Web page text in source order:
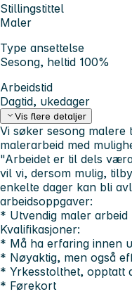
Stillingstittel
Maler
Type ansettelse
Sesong, heltid 100%
Arbeidstid
Dagtid, ukedager
Vis flere detaljer
Vi søker sesong malere
malerarbeid med
"Arbeidet er til dels
vil vi, dersom mulig,
enkelte dager kan bli
arbeidsoppgaver:
* Utvendig maler arbeid
Kvalifikasjoner:
* Må ha erfaring innen
* Nøyaktig, men også
* Yrkesstolthet, opptatt
* Førekort